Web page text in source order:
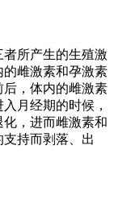
所产生的生殖激
雌激素和孕激素
，体内的雌激素
月经期的时候，
，进而雌激素和
持而剥落、出